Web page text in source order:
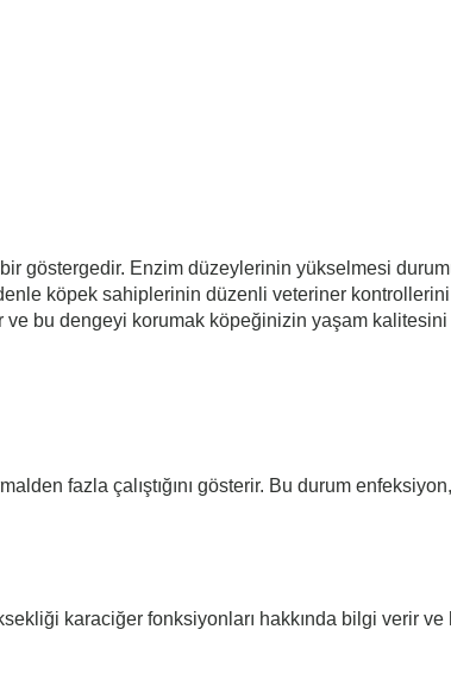
göstergedir. Enzim düzeylerinin yükselmesi
köpek sahiplerinin düzenli veteriner
ve bu dengeyi korumak köpeğinizin yaşam
fazla çalıştığını gösterir. Bu durum enfeksiyon,
karaciğer fonksiyonları hakkında bilgi verir